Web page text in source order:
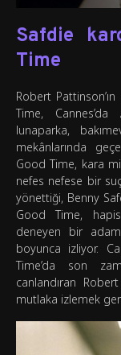
Safdie
Time
Robert
Time,
lunaparka,
mekânlarında
Good Time, kara
nefes nefese bir
yönettiği, Benny
Good Time,
deneyen bir
boyunca izliyor.
Time’da son
canlandıran
mutlaka izlemek